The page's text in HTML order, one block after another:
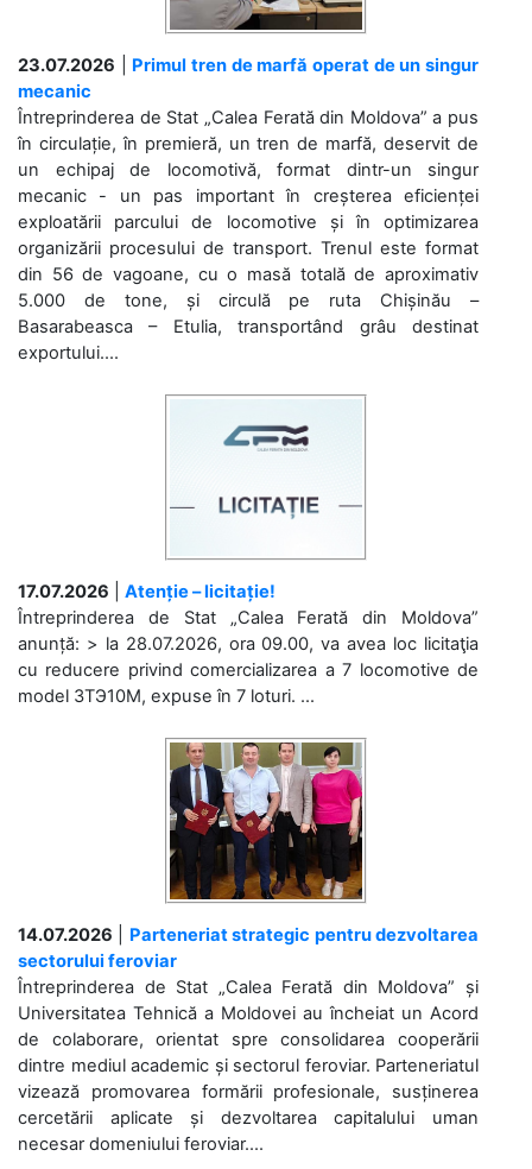
23.07.2026
Primul tren de marfă operat de un singur
mecanic
Întreprinderea de Stat „Calea Ferată din Moldova” a pus
în circulație, în premieră, un tren de marfă, deservit de
un echipaj de locomotivă, format dintr-un singur
mecanic - un pas important în creșterea eficienței
exploatării parcului de locomotive și în optimizarea
organizării procesului de transport. Trenul este format
din 56 de vagoane, cu o masă totală de aproximativ
5.000 de tone, și circulă pe ruta Chișinău –
Basarabeasca – Etulia, transportând grâu destinat
exportului....
17.07.2026
Atenție – licitație!
Întreprinderea de Stat „Calea Ferată din Moldova”
anunță: > la 28.07.2026, ora 09.00, va avea loc licitaţia
cu reducere privind comercializarea a 7 locomotive de
model 3ТЭ10М, expuse în 7 loturi. ...
14.07.2026
Parteneriat strategic pentru dezvoltarea
sectorului feroviar
Întreprinderea de Stat „Calea Ferată din Moldova” și
Universitatea Tehnică a Moldovei au încheiat un Acord
de colaborare, orientat spre consolidarea cooperării
dintre mediul academic și sectorul feroviar. Parteneriatul
vizează promovarea formării profesionale, susținerea
cercetării aplicate și dezvoltarea capitalului uman
necesar domeniului feroviar....